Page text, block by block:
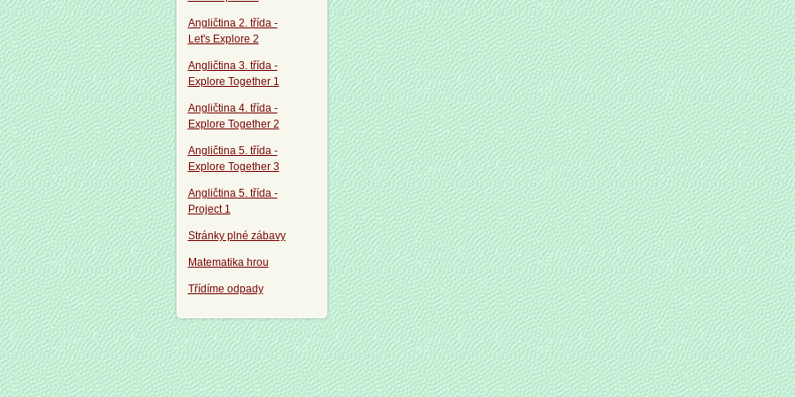
Angličtina 2. třída -
Let's Explore 2
Angličtina 3. třída -
Explore Together 1
Angličtina 4. třída -
Explore Together 2
Angličtina 5. třída -
Explore Together 3
Angličtina 5. třída -
Project 1
Stránky plné zábavy
Matematika hrou
Třídíme odpady